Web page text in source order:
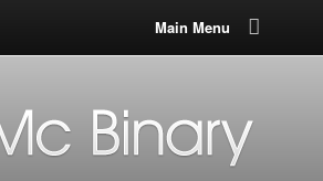
Main Menu